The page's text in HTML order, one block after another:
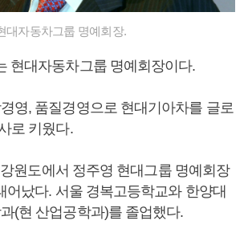
대자동차그룹 명예회장.
현대자동차그룹 명예회장이다.
영, 품질경영으로 현대기아차를 글로
로 키웠다.
원도에서 정주영 현대그룹 명예회장
어났다. 서울 경복고등학교와 한양대
(현 산업공학과)를 졸업했다.